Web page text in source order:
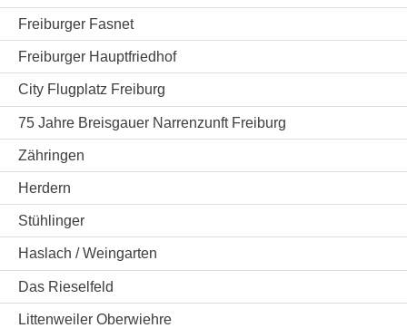
Freiburger Fasnet
Freiburger Hauptfriedhof
City Flugplatz Freiburg
75 Jahre Breisgauer Narrenzunft Freiburg
Zähringen
Herdern
Stühlinger
Haslach / Weingarten
Das Rieselfeld
Littenweiler Oberwiehre